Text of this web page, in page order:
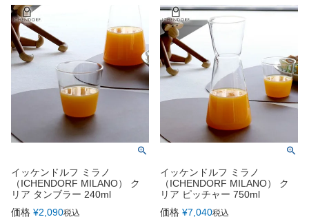
イッケンドルフ ミラノ
（ICHENDORF MILANO） ク
リア タンブラー 240ml
価格 ¥2,090税込
イッケンドルフ ミラノ
（ICHENDORF MILANO） ク
リア ピッチャー 750ml
価格 ¥7,040税込